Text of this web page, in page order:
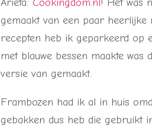
Arieta:Cookingdom.nl! Het was
gemaakt van een paar
recepten heb ik geparkeerd op
met blauwe bessen maakte
versie van gemaakt.
Frambozen had ik al in huis
gebakken dus heb die gebruikt